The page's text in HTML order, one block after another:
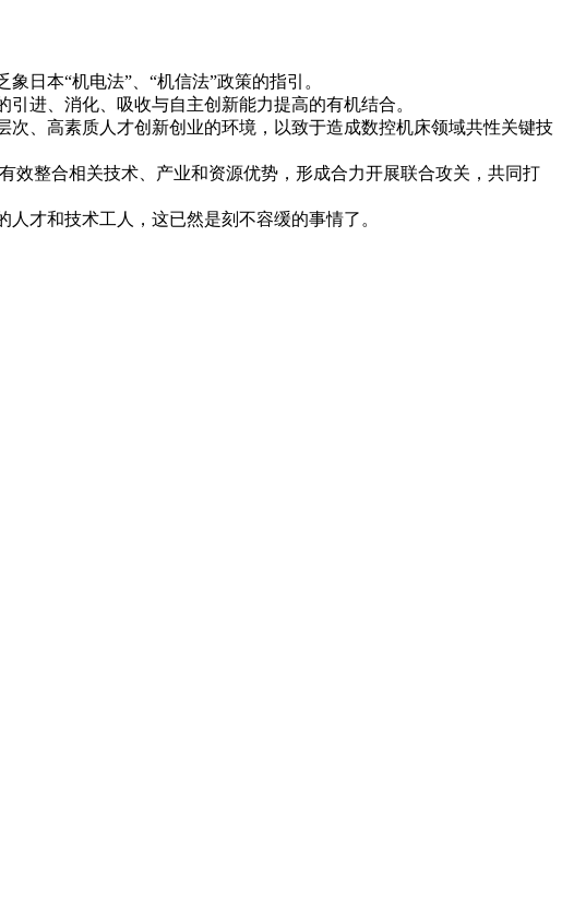
日本“机电法”、“机信法”政策的指引。
进、消化、吸收与自主创新能力提高的有机结合。
、高素质人才创新创业的环境，以致于造成数控机床领域共性关键技
整合相关技术、产业和资源优势，形成合力开展联合攻关，共同打
才和技术工人，这已然是刻不容缓的事情了。